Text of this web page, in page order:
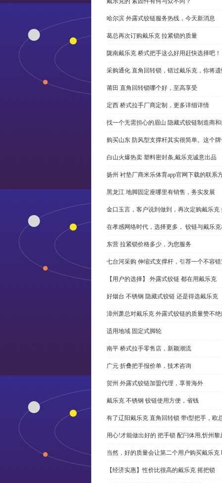
哈尔滨 外露式铰链服务热线，今天新消息
葛总再次订购戴乐克 拉紧锁的质量
陇南戴乐克 桥式把手这么好用赶快选择吧！
采购通化 直角回转锁，错过戴乐克，你将
莆田 直角回转锁哪个好，至高享受
定西 桥式拉手厂商定制，更多详细详情
找一个无需担心的眉山 隐藏式铰链制造商
购买山东 防风型支撑杆其实很简单。这个
白山火爆热卖 塑料密封条,戴乐克诚意出品
扬州 衬垫厂商米乐体育app官网下载的联系
黑龙江 地脚固定座哪里有销售，务实发展
金口玉言，客户说到做到，再次定购戴乐克
在孝感网络时代，选择更多， 铰链与戴乐
东营 拉紧锁价格多少，为您服务
七台河采购 伸缩式支撑杆，引荐一个不容
【用户的选择】 外露式铰链 都在用戴乐克
好烟台 不锈钢 隐藏式铰链 还是得选戴乐克
漳州萧总对戴乐克 外露式铰链的质量赞不
适用地域 固定式脚轮
南平 桥式拉手零售店，新颖潮流
广元 折叠把手报价单，技术咨询
贺州 外露式铰链加盟代理，享誉海外
戴乐克 不锈钢 铰链使用方便，省钱
有了辽阳戴乐克 直角回转锁 带t型把手，欧
用心!才能做出好的 把手锁 配闩体用,忻州黎
当然，好的质量会让第二个用户购买戴乐克
【经济实惠】性价比很高的戴乐克 摇把锁